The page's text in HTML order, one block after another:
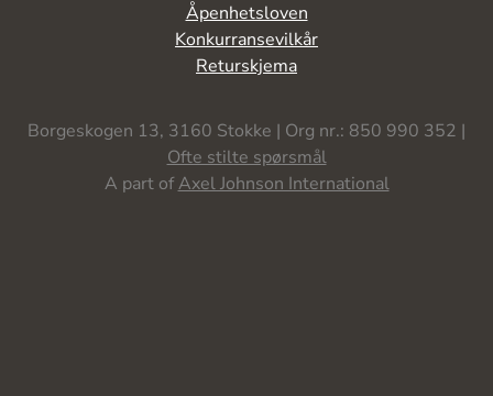
Åpenhetsloven
Konkurransevilkår
Returskjema
Borgeskogen 13, 3160 Stokke | Org nr.: 850 990 352 |
Ofte stilte spørsmål
A part ofAxel Johnson International